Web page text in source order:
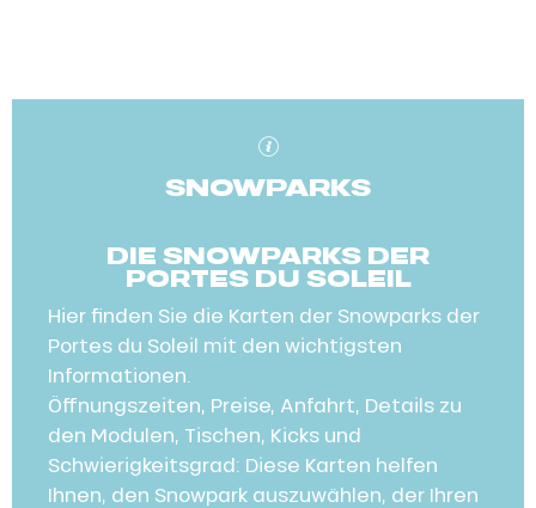
SNOWPARKS
DIE SNOWPARKS DER
PORTES DU SOLEIL
Hier finden Sie die Karten der Snowparks der
Portes du Soleil mit den wichtigsten
Informationen.
Öffnungszeiten, Preise, Anfahrt, Details zu
den Modulen, Tischen, Kicks und
Schwierigkeitsgrad: Diese Karten helfen
Ihnen, den Snowpark auszuwählen, der Ihren